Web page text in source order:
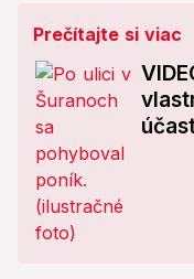
Prečítajte si viac